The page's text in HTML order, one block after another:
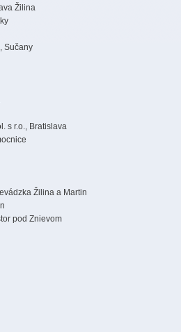
Žilina
Sučany
s r.o., Bratislava
Žilina a Martin
pod Znievom